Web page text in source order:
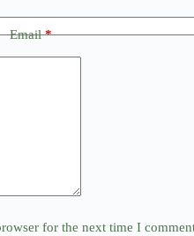
Email*
for the next time I